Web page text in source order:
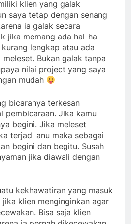
klien yang galak
saya tetap dengan senang
ia galak secara
jika memang ada hal-hal
lengkap atau ada
Bukan galak tanpa
nilai project yang saya
mudah
bicaranya terkesan
pembicaraan. Jika kamu
begini. Jika meleset
terjadi anu maka sebagai
begini dan begitu. Susah
jika diawali dengan
kekhawatiran yang masuk
klien menginginkan agar
Bisa saja klien